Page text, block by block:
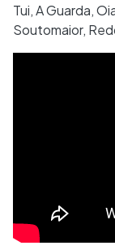
Tui, A Guarda,
Soutomaior,